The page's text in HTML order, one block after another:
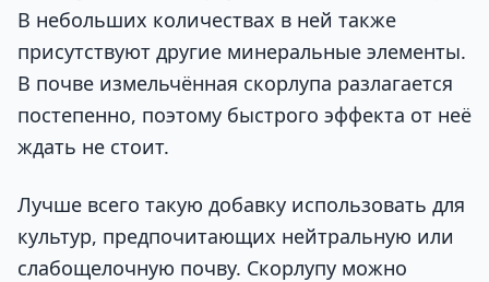
В небольших количествах в ней также
присутствуют другие минеральные элементы.
В почве измельчённая скорлупа разлагается
постепенно, поэтому быстрого эффекта от неё
ждать не стоит.
Лучше всего такую добавку использовать для
культур, предпочитающих нейтральную или
слабощелочную почву. Скорлупу можно